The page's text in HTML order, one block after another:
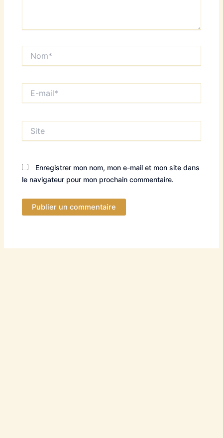
mail*
Enregistrer mon nom, mon e-mail et mon site dans
le navigateur pour mon prochain commentaire.